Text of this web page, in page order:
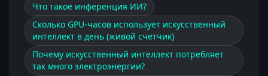
Что такое инференция ИИ?
Сколько GPU-часов использует искусственный
интеллект в день (живой счетчик)
Почему искусственный интеллект потребляет
так много электроэнергии?